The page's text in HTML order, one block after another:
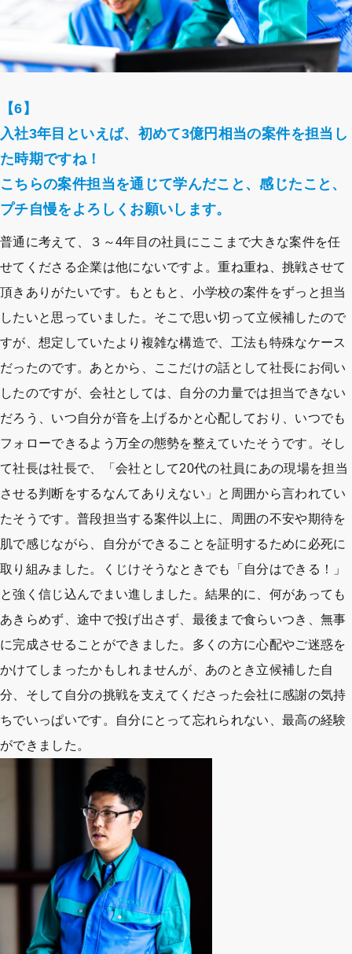
【6】
入社3年目といえば、初めて3億円相当の案件を担当し
た時期ですね！
こちらの案件担当を通じて学んだこと、感じたこと、
プチ自慢をよろしくお願いします。
普通に考えて、３～4年目の社員にここまで大きな案件を任
せてくださる企業は他にないですよ。重ね重ね、挑戦させて
頂きありがたいです。もともと、小学校の案件をずっと担当
したいと思っていました。そこで思い切って立候補したので
すが、想定していたより複雑な構造で、工法も特殊なケース
だったのです。あとから、ここだけの話として社長にお伺い
したのですが、会社としては、自分の力量では担当できない
だろう、いつ自分が音を上げるかと心配しており、いつでも
フォローできるよう万全の態勢を整えていたそうです。そし
て社長は社長で、「会社として20代の社員にあの現場を担当
させる判断をするなんてありえない」と周囲から言われてい
たそうです。普段担当する案件以上に、周囲の不安や期待を
肌で感じながら、自分ができることを証明するために必死に
取り組みました。くじけそうなときでも「自分はできる！」
と強く信じ込んでまい進しました。結果的に、何があっても
あきらめず、途中で投げ出さず、最後まで食らいつき、無事
に完成させることができました。多くの方に心配やご迷惑を
かけてしまったかもしれませんが、あのとき立候補した自
分、そして自分の挑戦を支えてくださった会社に感謝の気持
ちでいっぱいです。自分にとって忘れられない、最高の経験
ができました。